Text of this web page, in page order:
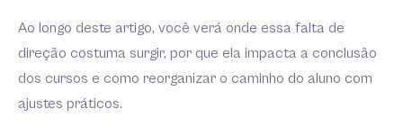
Ao longo deste artigo, você verá onde essa falta de
direção costuma surgir, por que ela impacta a conclusão
dos cursos e como reorganizar o caminho do aluno com
ajustes práticos.